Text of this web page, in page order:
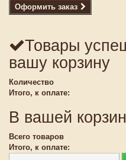
Оформить заказ
Товары
вашу корзину
Количество
Итого, к оплате:
В вашей
Всего товаров
Итого, к оплате: